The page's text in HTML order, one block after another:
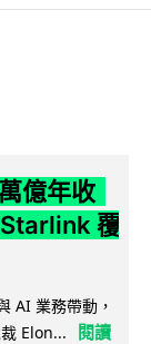
億年收
覆
AI 業務帶動，
Elon...
閱讀